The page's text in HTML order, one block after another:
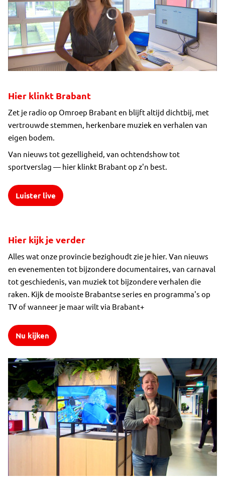
Hier klinkt Brabant
Zet je radio op Omroep Brabant en blijft altijd dichtbij, met
vertrouwde stemmen, herkenbare muziek en verhalen van
eigen bodem.
Van nieuws tot gezelligheid, van ochtendshow tot
sportverslag — hier klinkt Brabant op z'n best.
Luister live
Hier kijk je verder
Alles wat onze provincie bezighoudt zie je hier. Van nieuws
en evenementen tot bijzondere documentaires, van carnaval
tot geschiedenis, van muziek tot bijzondere verhalen die
raken. Kijk de mooiste Brabantse series en programma's op
TV of wanneer je maar wilt via Brabant+
Nu kijken